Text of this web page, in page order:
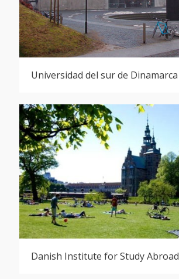
Universidad del sur de Dinamarca
Danish Institute for Study Abroad